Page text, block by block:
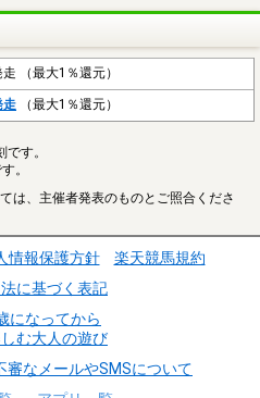
（最大1％還元）
走 （最大1％還元）
す。
。
は、主催者発表のものとご照合くださ
情報保護方針
楽天競馬規約
に基づく表記
になってから
む大人の遊び
審なメールやSMSについて